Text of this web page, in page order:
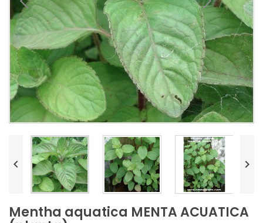
 
Mentha aquatica MENTA ACUATICA